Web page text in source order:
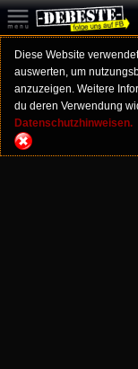
Diese Website
auswerten, um
anzuzeigen. Weitere
du deren Verwendung
Datenschutzhinweisen.